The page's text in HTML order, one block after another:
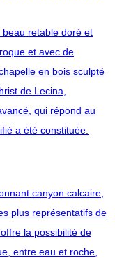
retable doré et
et avec de
en bois sculpté
de Lecina,
qui répond au
a été constituée.
canyon calcaire,
plus représentatifs de
la possibilité de
entre eau et roche,